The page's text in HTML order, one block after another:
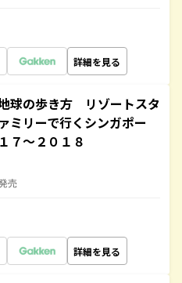
詳細を見る
球の歩き方 リゾートスタ
リーで行くシンガポー
７～２０１８
売
詳細を見る